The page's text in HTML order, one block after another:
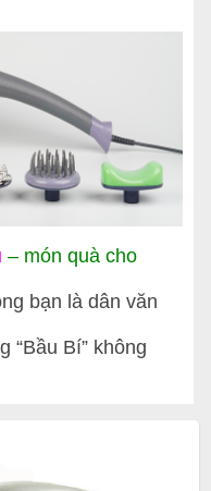
– món quà cho
bạn là dân văn
“Bầu Bí” không